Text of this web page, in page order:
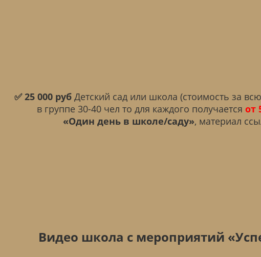
✅ 25 000 рубДетский сад или школа (стоимость за
в группе 30-40 чел то для каждого получается от
«Один день в школе/саду», материал
Видео школа с мероприятий